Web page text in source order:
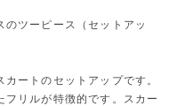
ツーピース（セットアッ
ートのセットアップです。
リルが特徴的です。スカー